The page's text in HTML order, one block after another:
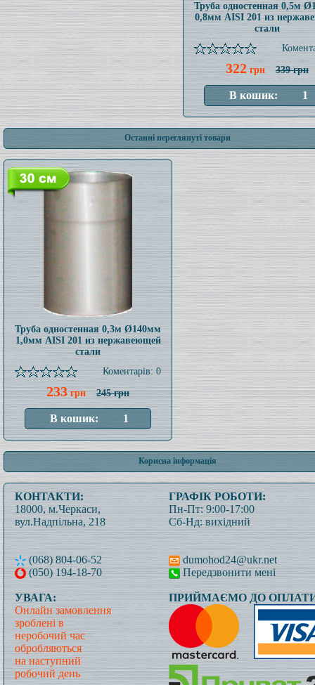
Труба одностенная 0,5м
0,8мм AISI 201 из
стали
322 грн 339 грн
Останні переглянуті товари
Труба одностенная 0,3м Ø140мм
1,0мм AISI 201 из нержавеющей
стали
Коментарів: 0
233 грн 245 грн
Корисна інформація
КОНТАКТИ:
18000, м.Черкаси,
вул.Надпільна, 218
(068) 804-06-52
(050) 194-18-70
ГРАФІК РОБОТИ:
Пн-Пт: 9:00-17:00
Сб-Нд: вихідний
dumohod24@ukr.net
Передзвонити мені
УВАГА:
Онлайн замовлення
зроблені в
неробочий час
обробляються
на наступний
робочий день
ПРИЙМАЄМО ДО